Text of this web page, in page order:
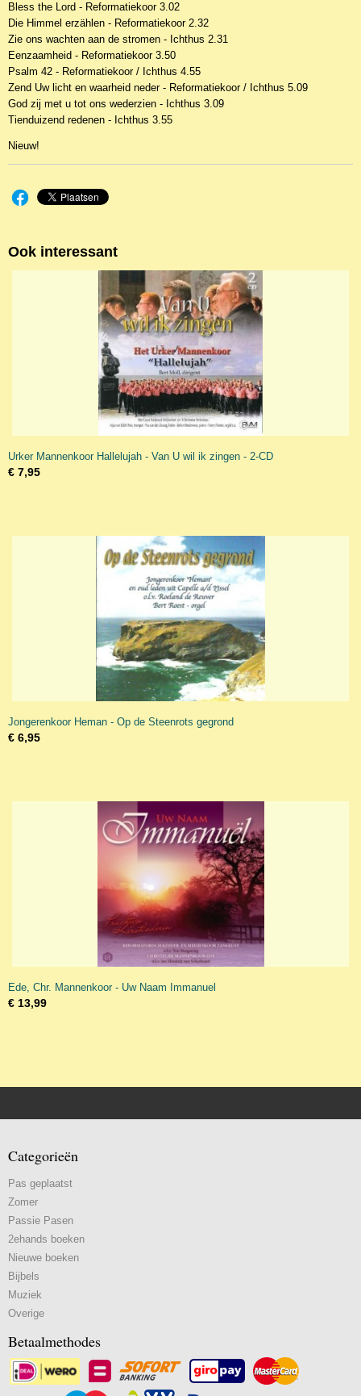
Bless the Lord - Reformatiekoor 3.02
Die Himmel erzählen - Reformatiekoor 2.32
Zie ons wachten aan de stromen - Ichthus 2.31
Eenzaamheid - Reformatiekoor 3.50
Psalm 42 - Reformatiekoor / Ichthus 4.55
Zend Uw licht en waarheid neder - Reformatiekoor / Ichthus 5.09
God zij met u tot ons wederzien - Ichthus 3.09
Tienduizend redenen - Ichthus 3.55
Nieuw!
Ook interessant
Urker Mannenkoor Hallelujah - Van U wil ik zingen - 2-CD
€ 7,95
Jongerenkoor Heman - Op de Steenrots gegrond
€ 6,95
Ede, Chr. Mannenkoor - Uw Naam Immanuel
€ 13,99
Categorieën
Pas geplaatst
Zomer
Passie Pasen
2ehands boeken
Nieuwe boeken
Bijbels
Muziek
Overige
Betaalmethodes